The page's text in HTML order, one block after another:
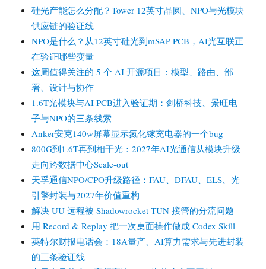
硅光产能怎么分配？Tower 12英寸晶圆、NPO与光模块
供应链的验证线
NPO是什么？从12英寸硅光到mSAP PCB，AI光互联正
在验证哪些变量
这周值得关注的 5 个 AI 开源项目：模型、路由、部
署、设计与协作
1.6T光模块与AI PCB进入验证期：剑桥科技、景旺电
子与NPO的三条线索
Anker安克140w屏幕显示氮化镓充电器的一个bug
800G到1.6T再到相干光：2027年AI光通信从模块升级
走向跨数据中心Scale-out
天孚通信NPO/CPO升级路径：FAU、DFAU、ELS、光
引擎封装与2027年价值重构
解决 UU 远程被 Shadowrocket TUN 接管的分流问题
用 Record & Replay 把一次桌面操作做成 Codex Skill
英特尔财报电话会：18A量产、AI算力需求与先进封装
的三条验证线